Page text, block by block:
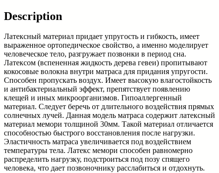
купить
недорого
интернет
магазине
quantity
Description
Латексный материал придает упругость и гибкость, имеет
выраженное ортопедическое свойство, а именно моделирует
человеческое тело, разгружает позвонки в период сна.
Латексом (вспененная жидкость дерева гевеи) пропитывают
кокосовые волокна внутри матраса для придания упругости.
Способен пропускать воздух. Имеет высокую влагостойкость
и антибактериальный эффект, препятствует появлению
клещей и иных микроорганизмов. Гипоаллергенный
материал. Следует беречь от длительного воздействия прямых
солнечных лучей. Данная модель матраса содержит латексный
материал мемори толщиной 30мм. Такой материал отличается
способностью быстрого восстановления после нагрузки.
Эластичность матраса увеличивается под воздействием
температуры тела. Латекс мемори способен равномерно
распределить нагрузку, подстроиться под позу спящего
человека, что дает позвоночнику расслабиться и отдохнуть.